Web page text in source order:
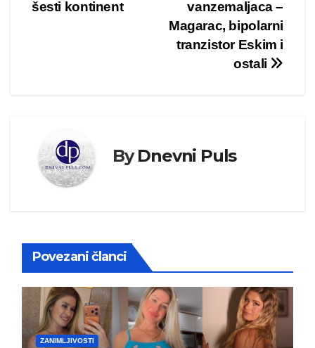
vanzemaljaca –
Magarac, bipolarni
tranzistor Eskim i
ostali
šesti kontinent
ByDnevni Puls
Povezani članci
ZANIMLJIVOSTI